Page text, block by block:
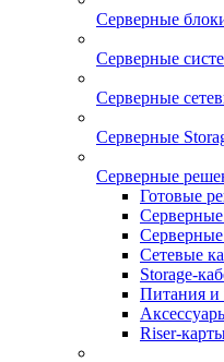
Серверные
Серверные
Серверные
Серверные
Серверные
Готовые
Сетевые
Storage-
Питания и
Riser-